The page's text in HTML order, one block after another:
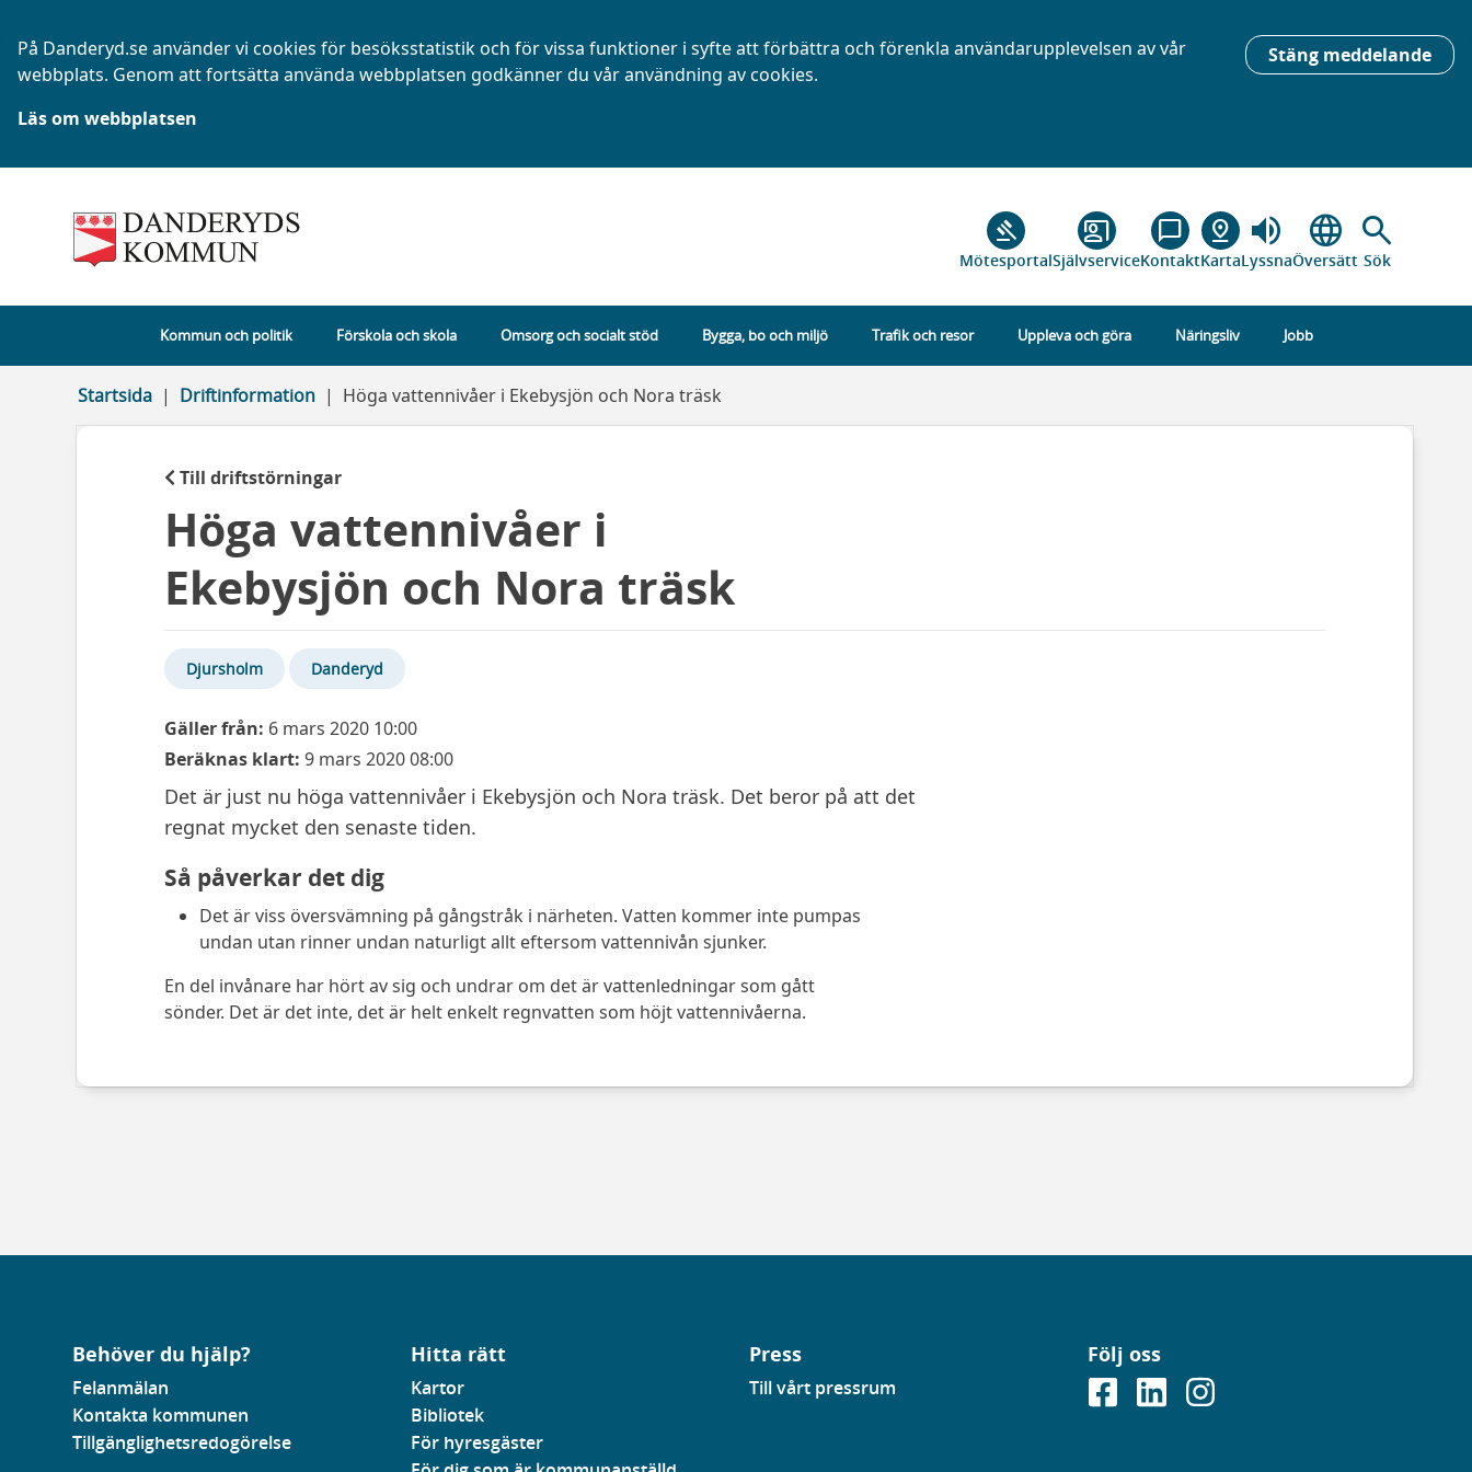
Stäng meddelande
På Danderyd.se använder vi cookies för besöksstatistik och för vissa funktioner i syfte att förbättra och förenkla användarupplevelsen av vår
webbplats. Genom att fortsätta använda webbplatsen godkänner du vår användning av cookies.
Läs om webbplatsen
gavel
Mötesportal
co_present
Självservice
chat_bubble_outline
Kontakt
pin_drop
Karta
volume_up
Lyssna
language
Översätt
search
Sök
Kommun och politik Förskola och skola Omsorg och socialt stöd Bygga, bo och miljö Trafik och resor Uppleva och göra Näringsliv Jobb
Startsida Driftinformation Höga vattennivåer i Ekebysjön och Nora träsk
Till driftstörningar
Höga vattennivåer i
Ekebysjön och Nora träsk
Djursholm Danderyd
Gäller från: 6 mars 2020 10:00
Beräknas klart: 9 mars 2020 08:00
Det är just nu höga vattennivåer i Ekebysjön och Nora träsk. Det beror på att det
regnat mycket den senaste tiden.
Så påverkar det dig
Det är viss översvämning på gångstråk i närheten. Vatten kommer inte pumpas
undan utan rinner undan naturligt allt eftersom vattennivån sjunker.
En del invånare har hört av sig och undrar om det är vattenledningar som gått
sönder. Det är det inte, det är helt enkelt regnvatten som höjt vattennivåerna.
Behöver du hjälp?
Felanmälan
Kontakta kommunen
Tillgänglighetsredogörelse
Hitta rätt
Kartor
Bibliotek
För hyresgäster
Press
Till vårt pressrum
Följ oss